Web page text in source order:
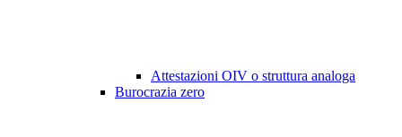
Attestazioni OIV o struttura analoga
Burocrazia zero